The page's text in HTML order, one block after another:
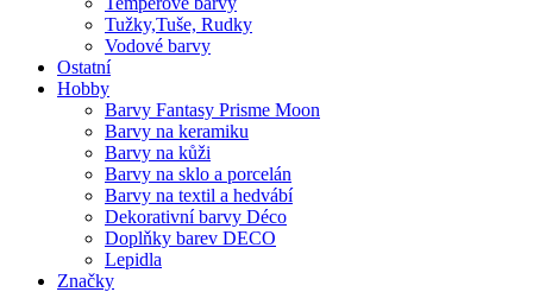
Tužky,Tuše, Rudky
Vodové barvy
Ostatní
Hobby
Barvy Fantasy Prisme Moon
Barvy na keramiku
Barvy na kůži
Barvy na sklo a porcelán
Barvy na textil a hedvábí
Dekorativní barvy Déco
Doplňky barev DECO
Lepidla
Značky